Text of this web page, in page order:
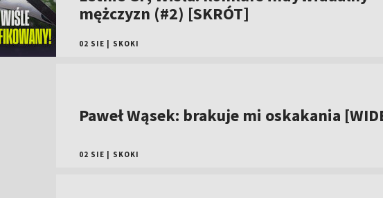
mężczyzn (#2) [SKRÓT]
02 SIE SKOKI
Paweł Wąsek: brakuje mi oskakania
02 SIE SKOKI